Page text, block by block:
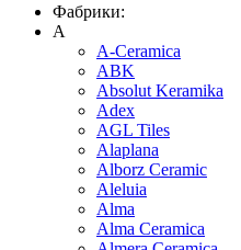
Фабрики:
A
A-Ceramica
ABK
Absolut Keramika
Adex
AGL Tiles
Alaplana
Alborz Ceramic
Aleluia
Alma
Alma Ceramica